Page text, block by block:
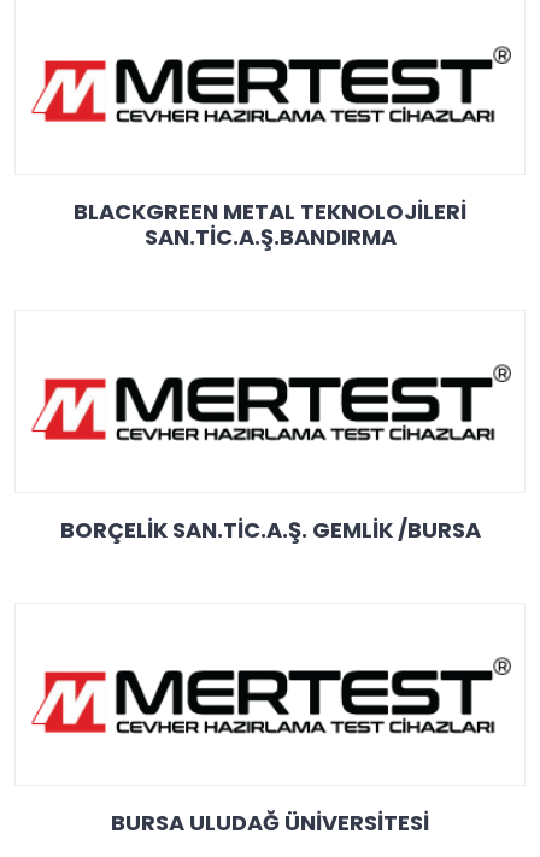
BLACKGREEN METAL TEKNOLOJİLERİ
SAN.TİC.A.Ş.BANDIRMA
BORÇELİK SAN.TİC.A.Ş. GEMLİK /BURSA
BURSA ULUDAĞ ÜNİVERSİTESİ